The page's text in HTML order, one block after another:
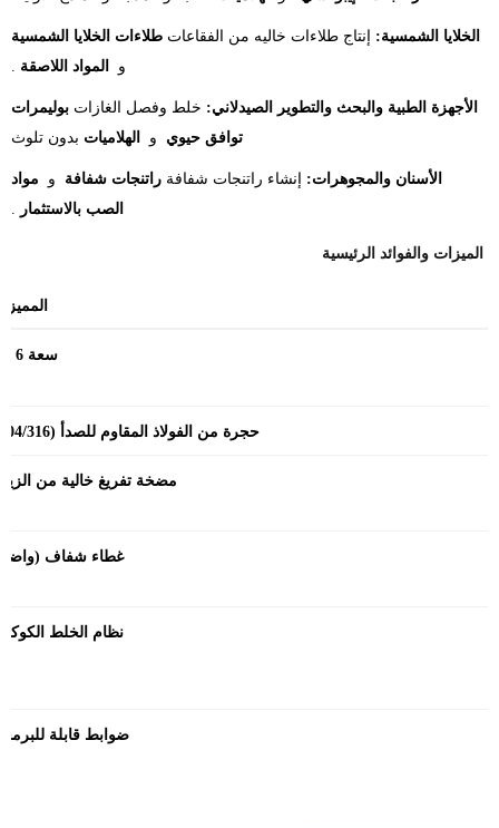
الخلايا الشمسية: إنتاج طلاءات خاليه من الفقاعات طلاءات الخلايا الشمسية
​ و ​
المواد اللاصقة .
الأجهزة الطبية والبحث والتطوير الصيدلاني: خلط وفصل الغازات بوليمرات
توافق حيوي
​ و ​ الهلاميات بدون تلوث
الأسنان والمجوهرات: إنشاء راتنجات شفافة راتنجات شفافة ​ و ​ مواد
الصب بالاستثمار .
الميزات والفوائد الرئيسية
سعة 6 لتر
حجرة من الفولاذ المقاوم للصدأ (304/316)
مضخة تفريغ خالية من
​غطاء شفاف
نظام الخلط
ضوابط قابلة